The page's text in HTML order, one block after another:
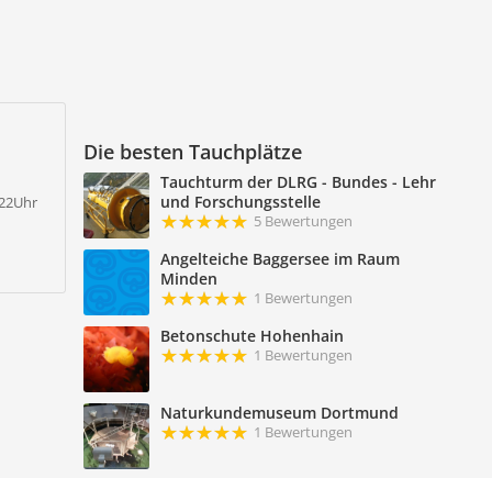
Die besten Tauchplätze
Tauchturm der DLRG - Bundes - Lehr
und Forschungsstelle
5 Bewertungen
Angelteiche Baggersee im Raum
Minden
1 Bewertungen
Betonschute Hohenhain
1 Bewertungen
Naturkundemuseum Dortmund
1 Bewertungen